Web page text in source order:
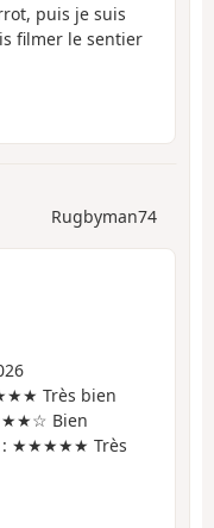
puis je suis
filmer le sentier
Rugbyman74
Très bien
Bien
: ★★★★★ Très